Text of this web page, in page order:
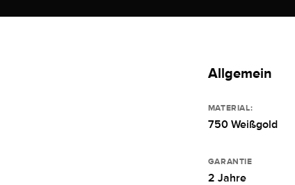
Allgemein
MATERIAL:
750 Weißgold
GARANTIE
2 Jahre